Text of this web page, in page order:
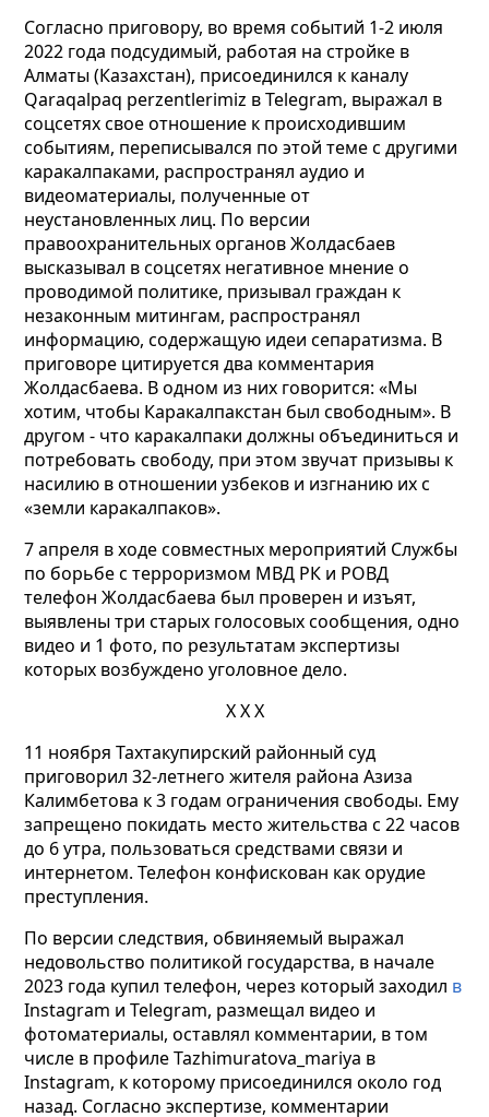
Согласно приговору, во время событий 1-2 июля
2022 года подсудимый, работая на стройке в
Алматы (Казахстан), присоединился к каналу
Qaraqalpaq perzentlerimiz в Telegram, выражал в
соцсетях свое отношение к происходившим
событиям, переписывался по этой теме с другими
каракалпаками, распространял аудио и
видеоматериалы, полученные от
неустановленных лиц. По версии
правоохранительных органов Жолдасбаев
высказывал в соцсетях негативное мнение о
проводимой политике, призывал граждан к
незаконным митингам, распространял
информацию, содержащую идеи сепаратизма. В
приговоре цитируется два комментария
Жолдасбаева. В одном из них говорится: «Мы
хотим, чтобы Каракалпакстан был свободным». В
другом - что каракалпаки должны объединиться и
потребовать свободу, при этом звучат призывы к
насилию в отношении узбеков и изгнанию их с
«земли каракалпаков».
7 апреля в ходе совместных мероприятий Службы
по борьбе с терроризмом МВД РК и РОВД
телефон Жолдасбаева был проверен и изъят,
выявлены три старых голосовых сообщения, одно
видео и 1 фото, по результатам экспертизы
которых возбуждено уголовное дело.
Х Х Х
11 ноября Тахтакупирский районный суд
приговорил 32-летнего жителя района Азиза
Калимбетова к 3 годам ограничения свободы. Ему
запрещено покидать место жительства с 22 часов
до 6 утра, пользоваться средствами связи и
интернетом. Телефон конфискован как орудие
преступления.
По версии следствия, обвиняемый выражал
недовольство политикой государства, в начале
2023 года купил телефон, через который заходил в
Instagram и Telegram, размещал видео и
фотоматериалы, оставлял комментарии, в том
числе в профиле Tazhimuratova_mariya в
Instagram, к которому присоединился около год
назад. Согласно экспертизе, комментарии